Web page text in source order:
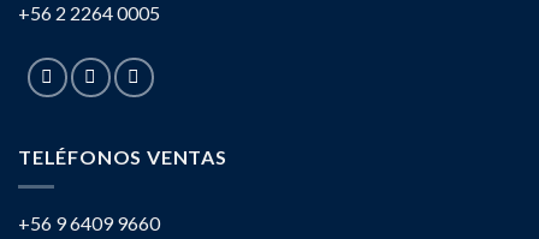
+56 2 2264 0005
TELÉFONOS VENTAS
+56 9 6409 9660